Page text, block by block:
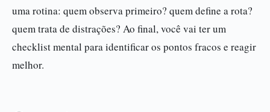
uma rotina: quem observa primeiro? quem define a rota?
quem trata de distrações? Ao final, você vai ter um
checklist mental para identificar os pontos fracos e reagir
melhor.